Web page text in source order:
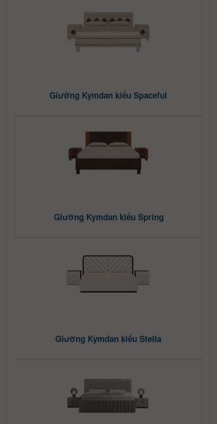
Giường Kymdan kiểu Spaceful
Giường Kymdan kiểu Spring
Giường Kymdan kiểu Stella